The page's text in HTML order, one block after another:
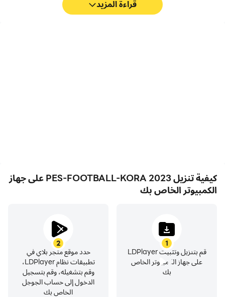
قراءة المزيد
كيفية تنزيل PES-FOOTBALL-KORA 2023 على جهاز
الكمبيوتر الخاص بك
1
قم بتنزيل وتثبيت LDPlayer
على جهاز الكمبيوتر الخاص
بك
2
حدد موقع متجر بلاي في
تطبيقات نظام LDPlayer،
وقم بتشغيله، وقم بتسجيل
الدخول إلى حساب الجوجل
الخاص بك